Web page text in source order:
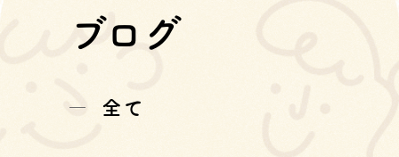
ブログ
全て